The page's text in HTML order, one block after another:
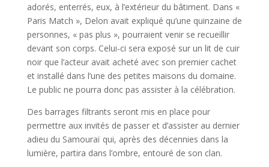
adorés, enterrés, eux, à l’extérieur du bâtiment. Dans «
Paris Match », Delon avait expliqué qu’une quinzaine de
personnes, « pas plus », pourraient venir se recueillir
devant son corps. Celui-ci sera exposé sur un lit de cuir
noir que l’acteur avait acheté avec son premier cachet
et installé dans l’une des petites maisons du domaine.
Le public ne pourra donc pas assister à la célébration.
Des barrages filtrants seront mis en place pour
permettre aux invités de passer et d’assister au dernier
adieu du Samouraï qui, après des décennies dans la
lumière, partira dans l’ombre, entouré de son clan.